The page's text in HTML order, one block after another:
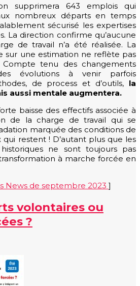
supprimera 643 emplois qui
nombreux départs en temps
sécurisé les expertises
La direction confirme qu’aucune
de travail n’a été réalisée. La
sur une estimation ne reflète pas
tenu des changements
évolutions à venir parfois
de process et d’outils, la
aussi mentale augmentera.
baisse des effectifs associée à
de la charge de travail qui se
marquée des conditions de
restent ! D’autant plus que les
ne sont toujours pas
à marche forcée en
News de septembre 2023 ]
volontaires ou
?